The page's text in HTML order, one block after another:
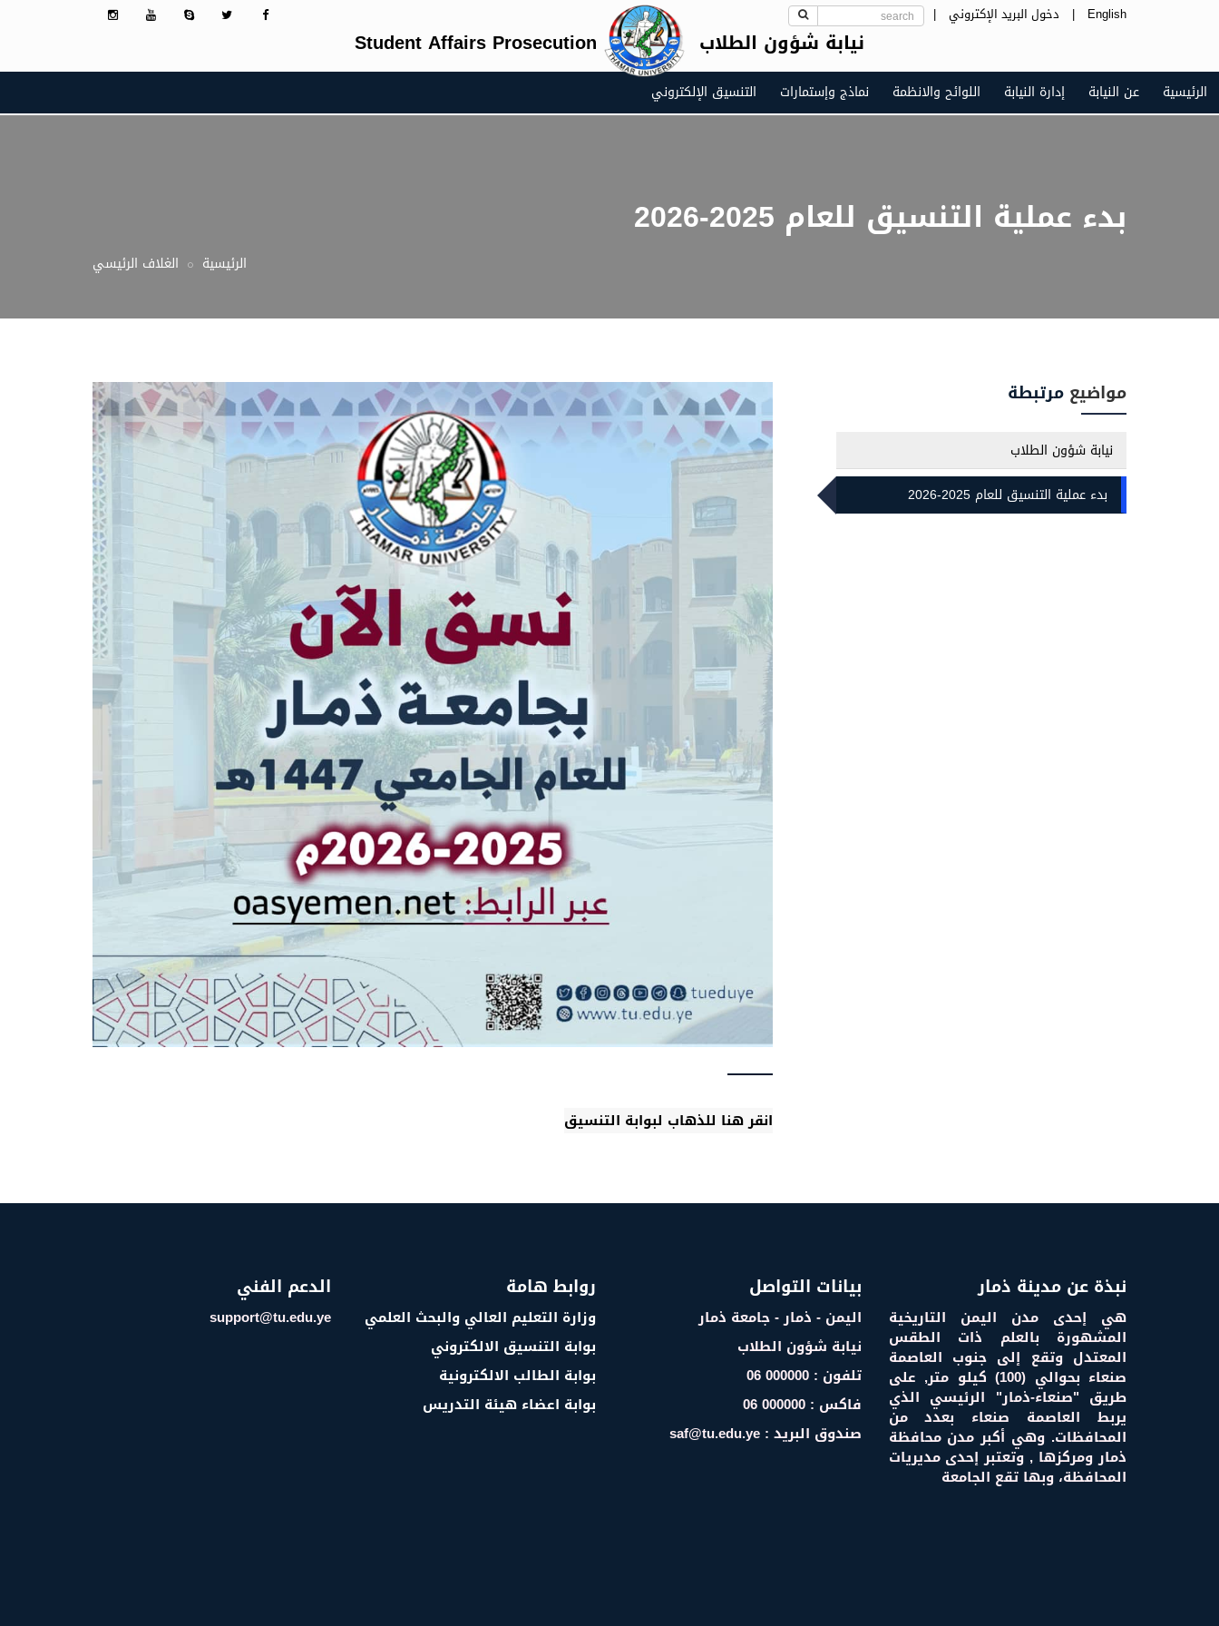
English
| دخول البريد الإكتروني |
نيابة شؤون الطلاب Student Affairs Prosecution
الرئيسية عن النيابة إدارة النيابة اللوائح والانظمة نماذج وإستمارات التنسيق الإلكتروني
بدء عملية التنسيق للعام 2025-2026
الرئيسية الغلاف الرئيسي
انقر هنا للذهاب لبوابة التنسيق
مواضيع مرتبطة
نيابة شؤون الطلاب
بدء عملية التنسيق للعام 2025-2026
نبذة عن مدينة ذمار
هي إحدى مدن اليمن التاريخية
المشهورة بالعلم ذات الطقس
المعتدل وتقع إلى جنوب العاصمة
صنعاء بحوالي (100) كيلو متر, على
طريق "صنعاء-ذمار" الرئيسي الذي
يربط العاصمة صنعاء بعدد من
المحافظات. وهي أكبر مدن محافظة
ذمار ومركزها , وتعتبر إحدى مديريات
المحافظة، وبها تقع الجامعة
بيانات التواصل
اليمن - ذمار - جامعة ذمار
نيابة شؤون الطلاب
تلفون : 000000 06
فاكس : 000000 06
صندوق البريد : saf@tu.edu.ye
روابط هامة
وزارة التعليم العالي والبحث العلمي
بوابة التنسيق الالكتروني
بوابة الطالب الالكترونية
بوابة اعضاء هيئة التدريس
الدعم الفني
support@tu.edu.ye